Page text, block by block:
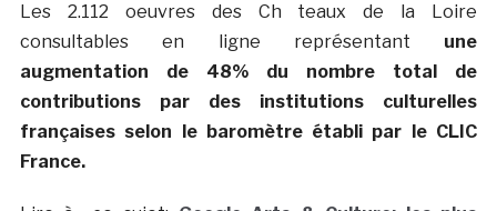
Les 2.112 oeuvres des Ch teaux de la Loire
consultables en ligne représentant une
augmentation de 48% du nombre total de
contributions par des institutions culturelles
françaises selon le baromètre établi par le CLIC
France.